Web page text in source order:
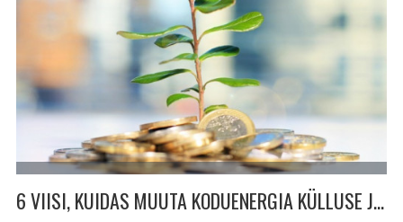
6 VIISI, KUIDAS MUUTA KODUENERGIA KÜLLUSE JA RAHAÕNNE MAGNETIKS